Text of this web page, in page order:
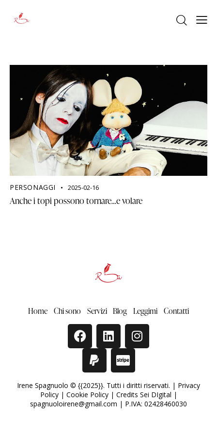
PERSONAGGI 2025-02-16
Anche i topi possono tornare…e volare
Home Chi sono Servizi Blog Leggimi Contatti
Irene Spagnuolo © {{2025}}. Tutti i diritti riservati. | Privacy
Policy| Cookie Policy| Credits Sei DIgital |
spagnuoloirene@gmail.com | P.IVA: 02428460030